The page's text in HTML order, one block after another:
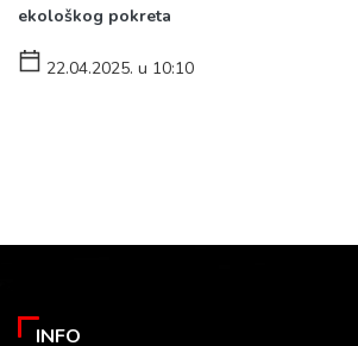
ekološkog pokreta
22.04.2025. u 10:10
INFO